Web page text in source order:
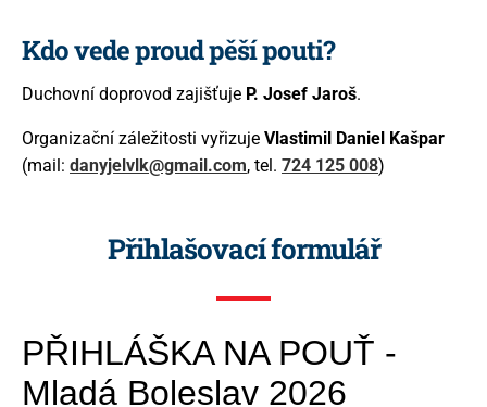
Kdo vede proud pěší pouti?
Duchovní doprovod zajišťuje P. Josef Jaroš.
Organizační záležitosti vyřizuje Vlastimil Daniel Kašpar
(mail: danyjelvlk@gmail.com, tel. 724 125 008)
Přihlašovací formulář